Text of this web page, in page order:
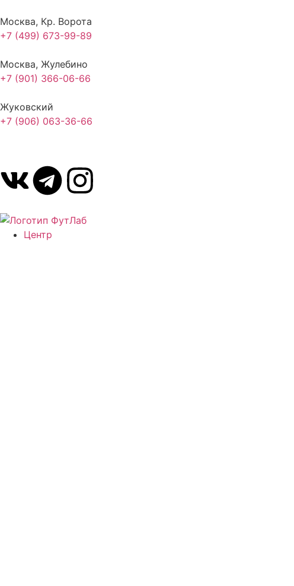
Москва, Кр. Ворота
+7 (499) 673-99-89
Москва, Жулебино
+7 (901) 366-06-66
Жуковский
+7 (906) 063-36-66
Центр